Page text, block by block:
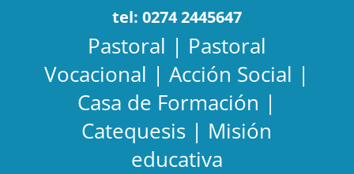
tel: 0274 2445647
Pastoral | Pastoral
Vocacional | Acción Social |
Casa de Formación |
Catequesis | Misión
educativa